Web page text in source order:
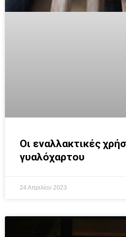
Οι εναλλακτικές
γυαλόχαρτου
24 Απριλίου 2023